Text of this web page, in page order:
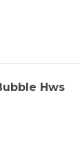
Hws